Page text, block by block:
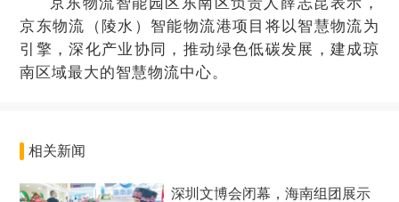
京东物流（陵水）智能物流港项目将以智慧物流为
引擎，深化产业协同，推动绿色低碳发展，建成琼
南区域最大的智慧物流中心。
相关新闻
深圳文博会闭幕，海南组团展示